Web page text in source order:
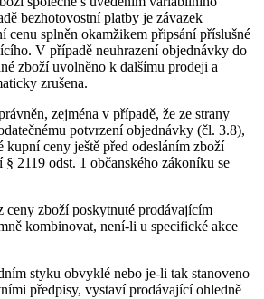
bezhotovostní platby je závazek
cenu splněn okamžikem připsání příslušné
V případě neuhrazení objednávky do
zboží uvolněno k dalšímu prodeji a
zrušena.
zejména v případě, že ze strany
potvrzení objednávky (čl. 3.8),
kupní ceny ještě před odesláním zboží
2119 odst. 1 občanského zákoníku se
zboží poskytnuté prodávajícím
kombinovat, není-li u specifické akce
styku obvyklé nebo je-li tak stanoveno
předpisy, vystaví prodávající ohledně